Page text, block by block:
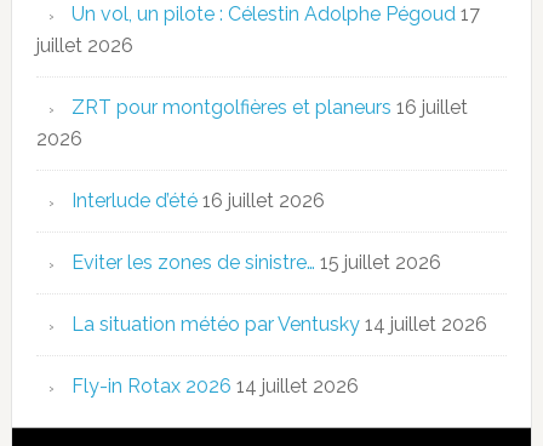
Un vol, un pilote : Célestin Adolphe Pégoud 17
juillet 2026
ZRT pour montgolfières et planeurs 16 juillet
2026
Interlude d’été 16 juillet 2026
Eviter les zones de sinistre… 15 juillet 2026
La situation météo par Ventusky 14 juillet 2026
Fly-in Rotax 2026 14 juillet 2026